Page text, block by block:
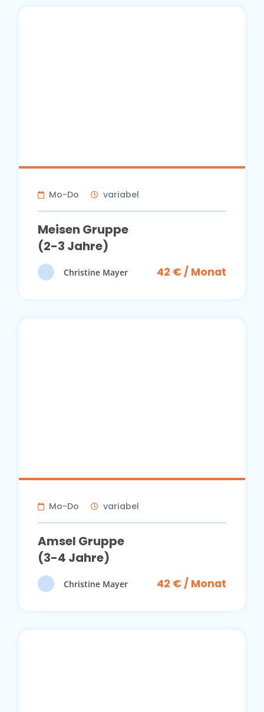
Mo-Do variabel
Meisen Gruppe
(2-3 Jahre)
Christine Mayer 42 € / Monat
Mo-Do variabel
Amsel Gruppe
(3-4 Jahre)
Christine Mayer 42 € / Monat